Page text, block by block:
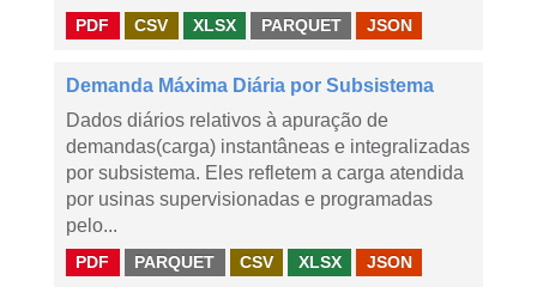
PDF CSV XLSX PARQUET JSON
Demanda Máxima Diária por Subsistema
Dados diários relativos à apuração de
demandas(carga) instantâneas e integralizadas
por subsistema. Eles refletem a carga atendida
por usinas supervisionadas e programadas
pelo...
PDF PARQUET CSV XLSX JSON